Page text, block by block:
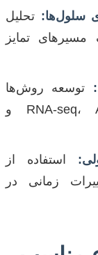
سلول‌ها: تحلیل
تمایز
توسعه روش‌ها
برای ترکیب داده‌های RNA-seq، ATAC-seq و
استفاده از
زمانی در